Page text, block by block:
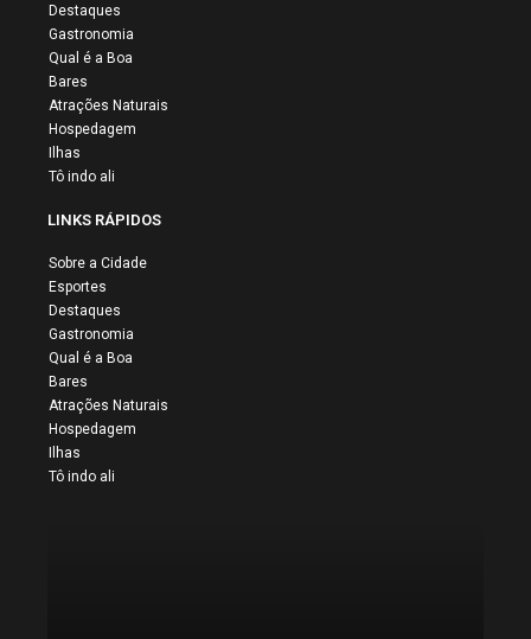
Destaques
Gastronomia
Qual é a Boa
Bares
Atrações Naturais
Hospedagem
Ilhas
Tô indo ali
LINKS RÁPIDOS
Sobre a Cidade
Esportes
Destaques
Gastronomia
Qual é a Boa
Bares
Atrações Naturais
Hospedagem
Ilhas
Tô indo ali